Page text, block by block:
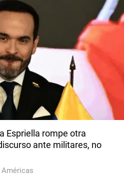
Espriella rompe otra
ante militares, no
Américas